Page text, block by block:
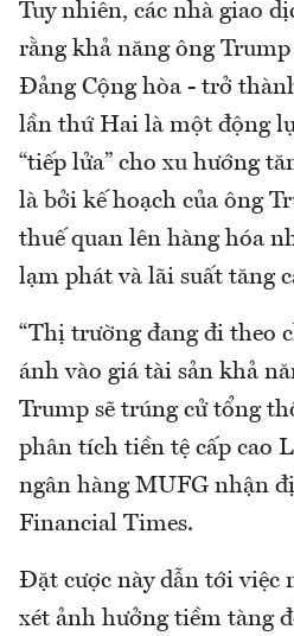
Tuy nhiên, các nhà giao
rằng khả năng ông
Đảng Cộng hòa - trở
lần thứ Hai là một động
“tiếp lửa” cho xu hướng
là bởi kế hoạch của ông
thuế quan lên hàng hóa
lạm phát và lãi suất tăng
“Thị trường đang đi theo
ánh vào giá tài sản khả
Trump sẽ trúng cử tổng
phân tích tiền tệ cấp cao
ngân hàng MUFG nhận
Financial Times.
Đặt cược này dẫn tới việc
xét ảnh hưởng tiềm tàng